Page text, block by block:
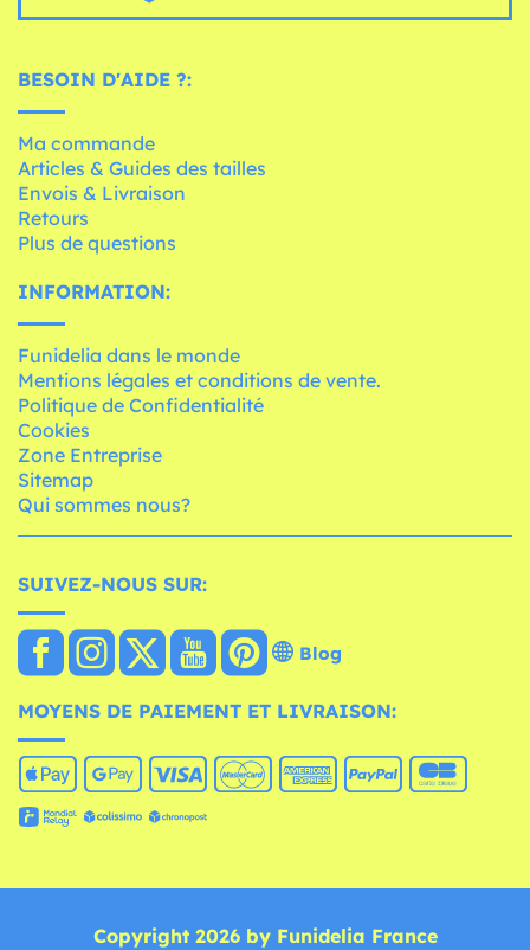
BESOIN D'AIDE ?:
Ma commande
Articles & Guides des tailles
Envois & Livraison
Retours
Plus de questions
INFORMATION:
Funidelia dans le monde
Mentions légales et conditions de vente.
Politique de Confidentialité
Cookies
Zone Entreprise
Sitemap
Qui sommes nous?
SUIVEZ-NOUS SUR:
Blog
MOYENS DE PAIEMENT ET LIVRAISON:
Copyright 2026 by Funidelia France